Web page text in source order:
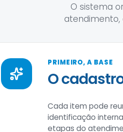
O sistema
atendimento,
PRIMEIRO, A BASE
O
Cada item pode
identificação
etapas do